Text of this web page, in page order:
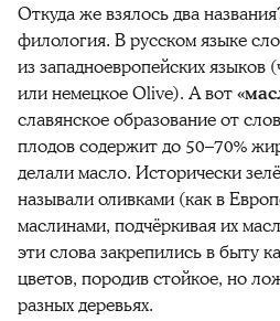
Откуда же взялось два
филология. В русском языке
из западноевропейских языков
или немецкое Olive). А вот
славянское образование от
плодов содержит до 50–70%
делали масло. Исторически
называли оливками (как в
маслинами, подчёркивая их
эти слова закрепились в быту
цветов, породив стойкое, но
разных деревьях.